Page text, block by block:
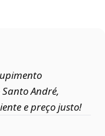
André,
e preço justo!